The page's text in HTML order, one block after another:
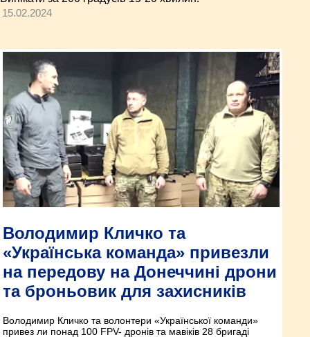
15.02.2024
Володимир Кличко та
«Українська команда» привезли
на передову на Донеччині дрони
та броньовик для захисників
Володимир Кличко та волонтери «Української команди»
привез ли понад 100 FPV- дронів та мавіків 28 бригаді